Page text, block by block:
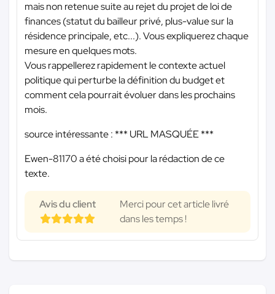
mais non retenue suite au rejet du projet de loi de
finances (statut du bailleur privé, plus-value sur la
résidence principale, etc...). Vous expliquerez chaque
mesure en quelques mots.
Vous rappellerez rapidement le contexte actuel
politique qui perturbe la définition du budget et
comment cela pourrait évoluer dans les prochains
mois.
source intéressante : *** URL MASQUÉE ***
Ewen-81170 a été choisi pour la rédaction de ce
texte.
Avis du client
Merci pour cet article livré
dans les temps !